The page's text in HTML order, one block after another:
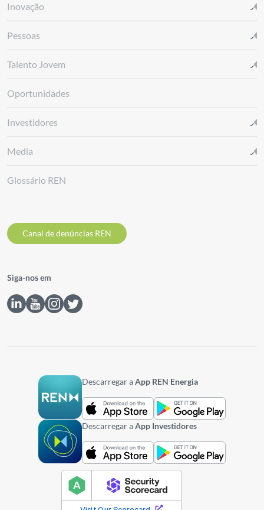
Inovação
Pessoas
Talento Jovem
Oportunidades
Investidores
Media
Glossário REN
Canal de denúncias REN
Siga-nos em
Descarregar aApp REN Energia
Descarregar aApp Investidores